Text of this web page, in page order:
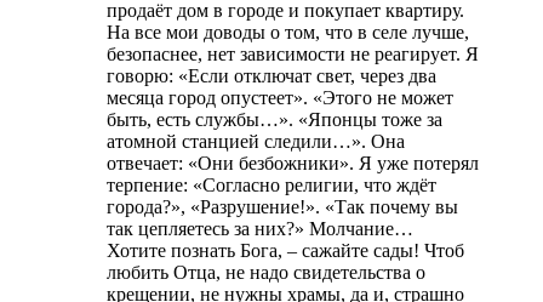
продаёт дом в городе и покупает квартиру.
На все мои доводы о том, что в селе лучше,
безопаснее, нет зависимости не реагирует. Я
говорю: «Если отключат свет, через два
месяца город опустеет». «Этого не может
быть, есть службы…». «Японцы тоже за
атомной станцией следили…». Она
отвечает: «Они безбожники». Я уже потерял
терпение: «Согласно религии, что ждёт
города?», «Разрушение!». «Так почему вы
так цепляетесь за них?» Молчание…
Хотите познать Бога, – сажайте сады! Чтоб
любить Отца, не надо свидетельства о
крещении, не нужны храмы, да и, страшно